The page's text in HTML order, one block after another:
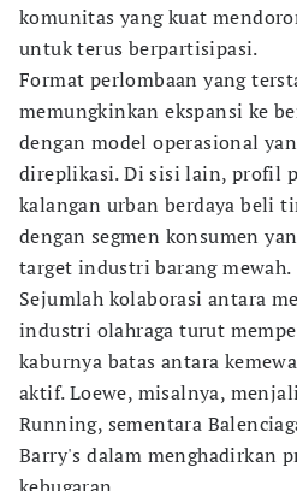
komunitas yang kuat
untuk terus berpartisipasi.
Format perlombaan yang
memungkinkan ekspansi ke
dengan model operasional
direplikasi. Di sisi lain, profil
kalangan urban berdaya beli
dengan segmen konsumen
target industri barang mewah.
Sejumlah kolaborasi antara
industri olahraga turut
kaburnya batas antara
aktif. Loewe, misalnya,
Running, sementara
Barry's dalam menghadirkan